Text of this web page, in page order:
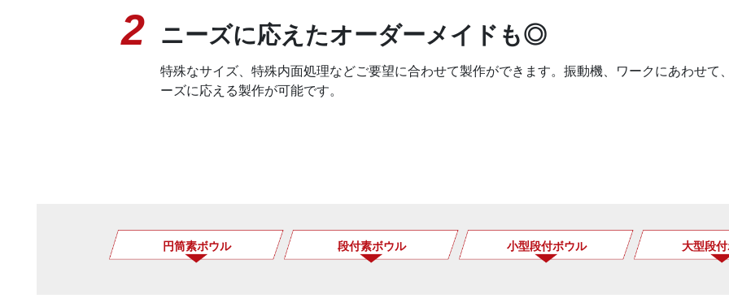
2 ニーズに応えたオーダーメイドも◎
特殊なサイズ、特殊内面処理などご要望に合わせて製作ができます。振動機、ワークにあわせ
ーズに応える製作が可能です。
円筒素ボウル 段付素ボウル 小型段付ボウル 大型段